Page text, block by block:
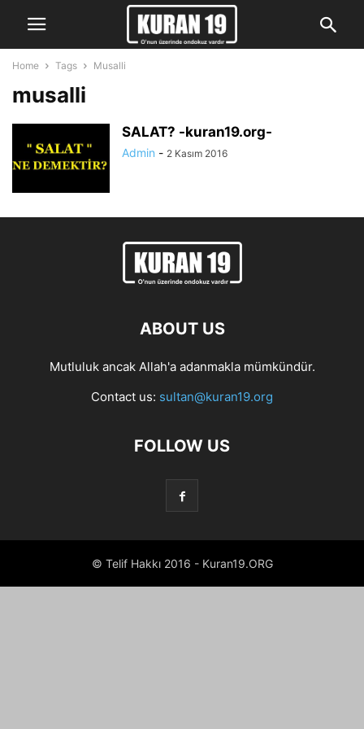
Home Tags Musalli
musalli
SALAT? -kuran19.org-
Admin - 2 Kasım 2016
ABOUT US
Mutluluk ancak Allah'a adanmakla mümkündür.
Contact us: sultan@kuran19.org
FOLLOW US
© Telif Hakkı 2016 - Kuran19.ORG